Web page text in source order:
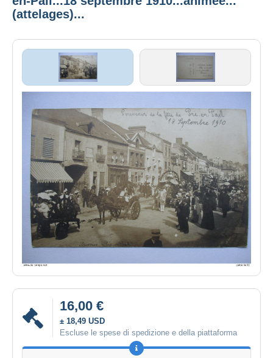
(attelages)...
16,00 €
± 18,49 USD
Escluse le spese di spedizione e della piattaforma